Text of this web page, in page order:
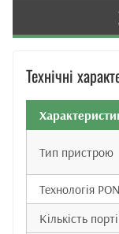
Технічні
Тип пристрою
Технологія PON
Кількість